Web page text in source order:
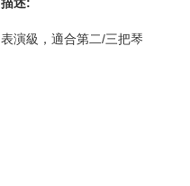
表演級，適合第二/三把琴